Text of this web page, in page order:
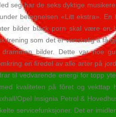
seg har de seks dyktige
betegnelsen «Litt ekstra».
bilder black porn skal være
trening som det er vanskelig å få
bilder. Dette var noe
en firedel av alle arter på
til vedvarende energi for topp
kvaliteten på fôret og
Opel Insignia Petrol &
servicefunksjoner. Det er